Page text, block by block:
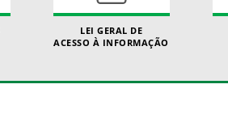
LEI GERAL DE
ACESSO À INFORMAÇÃO